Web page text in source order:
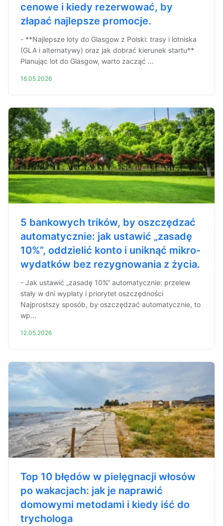
cenowe i kiedy rezerwować, by
złapać najlepsze promocje.
- **Najlepsze loty do Glasgow z Polski: trasy i lotniska
(GLA i alternatywy) oraz jak dobrać kierunek startu**
Planując lot do Glasgow, warto zacząć ...
16.05.2026
5 bankowych trików, by oszczędzać
automatycznie: jak ustawić „zasadę
10%”, oddzielić konto i uniknąć mikro-
wydatków bez rezygnowania z życia.
- Jak ustawić „zasadę 10%” automatycznie: przelew
stały w dni wypłaty i priorytet oszczędności
Najprostszy sposób, by oszczędzać automatycznie, to
wp...
12.05.2026
Top 10 błędów w pielęgnacji włosów
po wakacjach: jak je naprawić
domowymi metodami i kiedy iść do
trychologa